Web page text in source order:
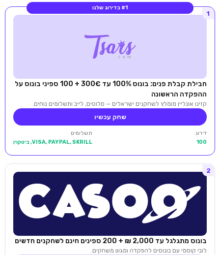
#1 בדירוג שלנו
1
חבילת קבלת פנים: בונוס 100% עד 300€ + 100 ספיני בונוס על
ההפקדה הראשונה
קזינו אונליין מומלץ לשחקנים ישראלים — סלוטים, לייב ותשלומים נוחים.
שחק עכשיו
דירוג
100
תשלומים
VISA, PAYPAL, SKRILL, ביטקוין
2
בונוס מתגלגל עד 2,000 ₪ + 200 ספינים חינם לשחקנים חדשים
לובי קוסמי עם בונוסים להפקדה ומגוון משחקים.